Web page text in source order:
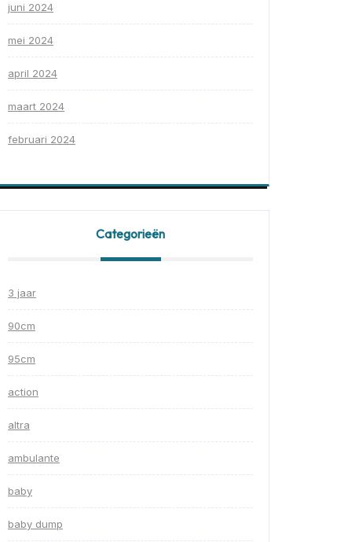
juni 2024
mei 2024
april 2024
maart 2024
februari 2024
Categorieën
3 jaar
90cm
95cm
action
altra
ambulante
baby
baby dump